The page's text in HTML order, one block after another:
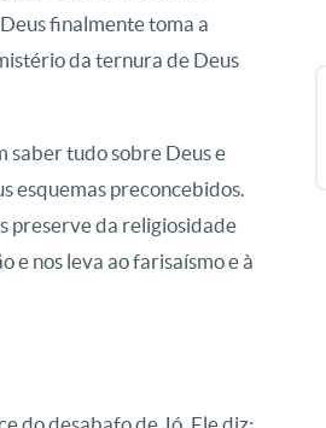
finalmente toma a
da ternura de Deus
saber tudo sobre Deus e
esquemas preconcebidos.
preserve da religiosidade
e nos leva ao farisaísmo e à